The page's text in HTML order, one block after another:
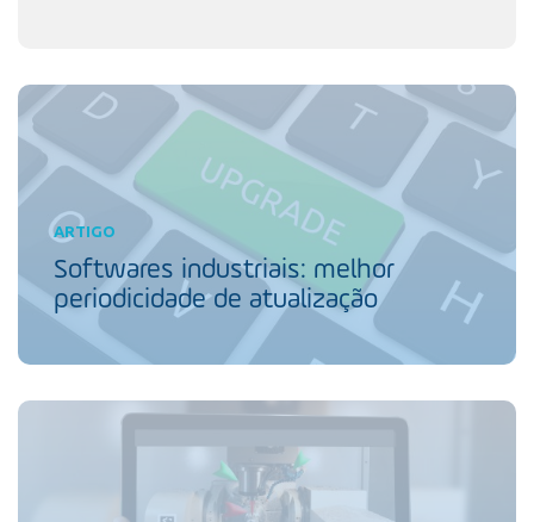
ARTIGO
Softwares industriais: melhor
periodicidade de atualização